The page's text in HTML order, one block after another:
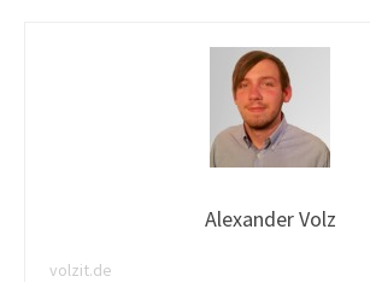
Alexander Volz
volzit.de